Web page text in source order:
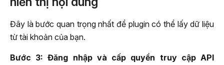
Đây là bước quan trọng nhất để plugin có thể lấy dữ liệu
từ tài khoản của bạn.
Bước 3: Đăng nhập và cấp quyền truy cập API